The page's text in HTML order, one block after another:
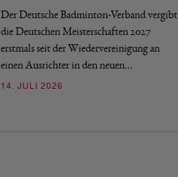
Der Deutsche Badminton-Verband vergibt
die Deutschen Meisterschaften 2027
erstmals seit der Wiedervereinigung an
einen Ausrichter in den neuen…
14. JULI 2026